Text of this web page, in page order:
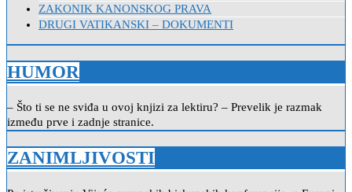
ZAKONIK KANONSKOG PRAVA
DRUGI VATIKANSKI – DOKUMENTI
HUMOR
– Što ti se ne sviđa u ovoj knjizi za lektiru? – Prevelik je razmak
između prve i zadnje stranice.
ZANIMLJIVOSTI